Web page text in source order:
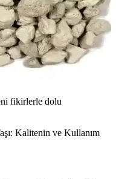
fikirlerle dolu
Kalitenin ve Kullanım